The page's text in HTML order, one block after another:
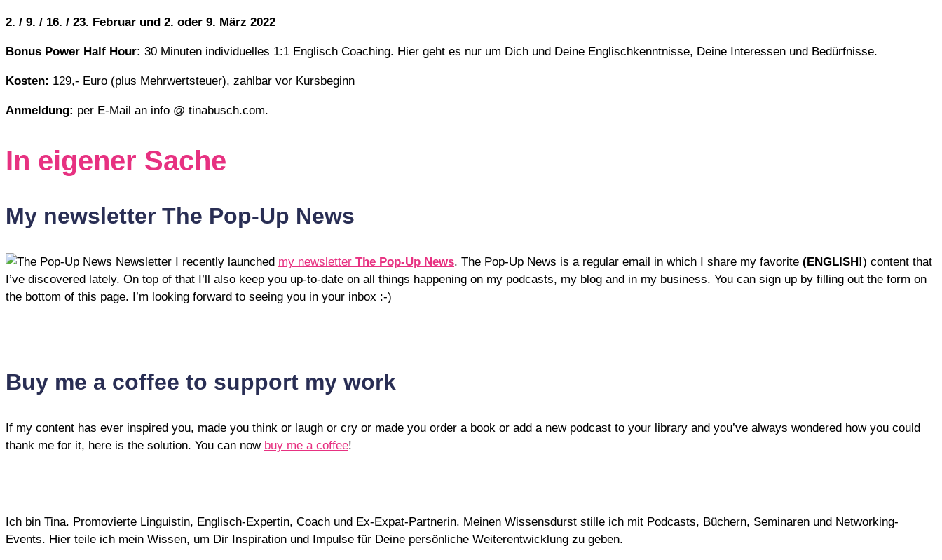
2. / 9. / 16. / 23. Februar und 2. oder 9. März 2022
Bonus Power Half Hour: 30 Minuten individuelles 1:1 Englisch Coaching. Hier geht es nur um Dich und Deine Englischkenntnisse, Deine Interessen und Bedürfnisse.
Kosten: 129,- Euro (plus Mehrwertsteuer), zahlbar vor Kursbeginn
Anmeldung: per E-Mail an info @ tinabusch.com.
In eigener Sache
My newsletter The Pop-Up News
I recently launched my newsletter The Pop-Up News. The Pop-Up News is a regular email in which I share my favorite (ENGLISH!) content that
I’ve discovered lately. On top of that I’ll also keep you up-to-date on all things happening on my podcasts, my blog and in my business. You can sign up by filling out the form on
the bottom of this page. I’m looking forward to seeing you in your inbox :-)
Buy me a coffee to support my work
If my content has ever inspired you, made you think or laugh or cry or made you order a book or add a new podcast to your library and you’ve always wondered how you could
thank me for it, here is the solution. You can now buy me a coffee!
Ich bin Tina. Promovierte Linguistin, Englisch-Expertin, Coach und Ex-Expat-Partnerin. Meinen Wissensdurst stille ich mit Podcasts, Büchern, Seminaren und Networking-
Events. Hier teile ich mein Wissen, um Dir Inspiration und Impulse für Deine persönliche Weiterentwicklung zu geben.